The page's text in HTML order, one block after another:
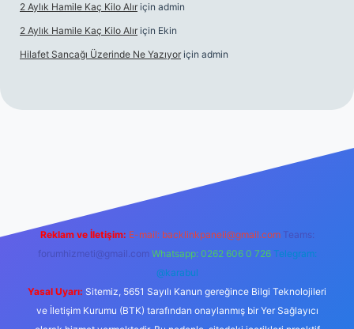
2 Aylık Hamile Kaç Kilo Alır için admin
2 Aylık Hamile Kaç Kilo Alır için Ekin
Hilafet Sancağı Üzerinde Ne Yazıyor için admin
Reklam ve İletişim: E-mail: backlinkpaneli@gmail.com Teams:
forumhizmeti@gmail.com Whatsapp: 0262 606 0 726 Telegram:
@karabul
Yasal Uyarı: Sitemiz, 5651 Sayılı Kanun gereğince Bilgi Teknolojileri
ve İletişim Kurumu (BTK) tarafından onaylanmış bir Yer Sağlayıcı